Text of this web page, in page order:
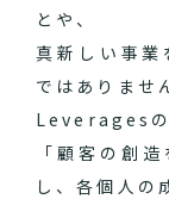
とや、
真新しい事
ではありませ
Leveragesの
「顧客の創
し、各個人の